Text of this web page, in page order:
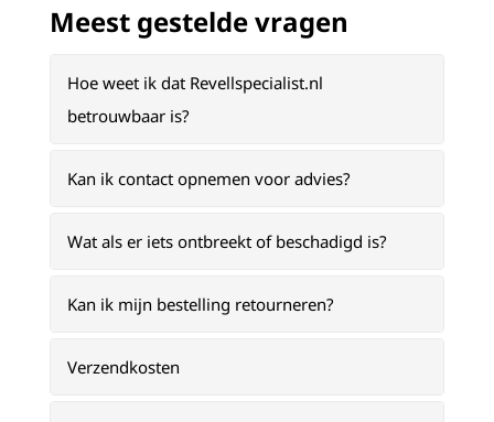
Meest gestelde vragen
Hoe weet ik dat Revellspecialist.nl
betrouwbaar is?
Kan ik contact opnemen voor advies?
Wat als er iets ontbreekt of beschadigd is?
Kan ik mijn bestelling retourneren?
Verzendkosten